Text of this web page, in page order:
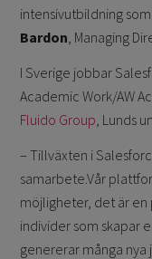
intensivutbildning
Bardon , Managing
I Sverige jobbar
Academic Work/AW
Fluido Group , Lunds
– Tillväxten i
samarbete.Vår
möjligheter, det är
individer som skapar
genererar många